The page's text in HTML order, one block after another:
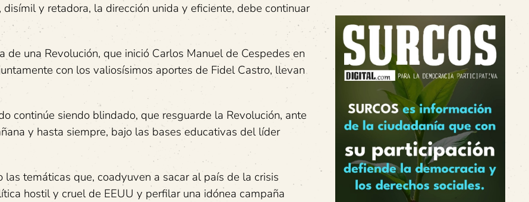
y retadora, la dirección unida y eficiente, debe continuar
una Revolución, que inició Carlos Manuel de Cespedes en
con los valiosísimos aportes de Fidel Castro, llevan
continúe siendo blindado, que resguarde la Revolución, ante
y hasta siempre, bajo las bases educativas del líder
temáticas que, coadyuven a sacar al país de la crisis
hostil y cruel de EEUU y perfilar una idónea campaña